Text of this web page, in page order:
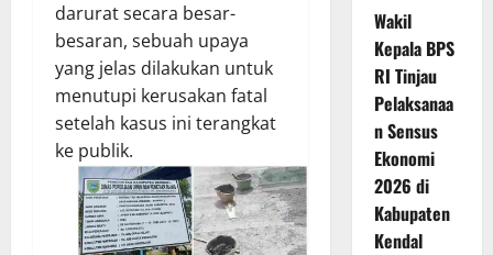
darurat secara besar-
besaran, sebuah upaya
yang jelas dilakukan untuk
menutupi kerusakan fatal
setelah kasus ini terangkat
ke publik.
Wakil
Kepala BPS
RI Tinjau
Pelaksanaa
n Sensus
Ekonomi
2026 di
Kabupaten
Kendal